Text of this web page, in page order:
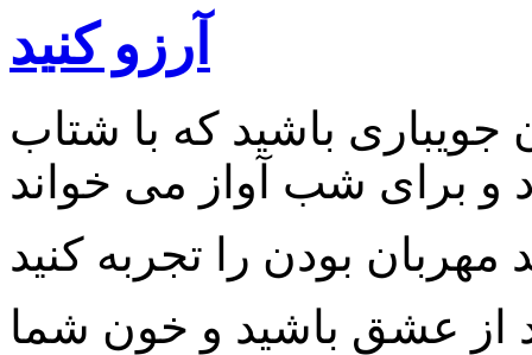
آرزو کنید
باشید که با شتاب
از عشق باشید و خون شما